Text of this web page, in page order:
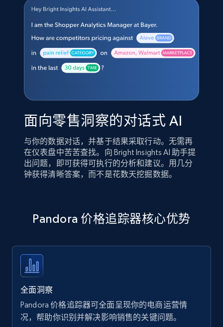
面向零售洞察的对话式 AI
与你的数据对话，并基于结果采取行动。无需再
在仪表盘中苦苦查找。向 Bright Insights AI 助手提
出问题，即可获得可执行的分析和建议。用几分
钟获得清晰答案，而不是花数天挖掘数据。
Pandora 价格追踪器核心优势
全面洞察
Pandora 价格追踪器可全面呈现你的电商运营情
况，帮助你识别并解决影响销售的关键问题。